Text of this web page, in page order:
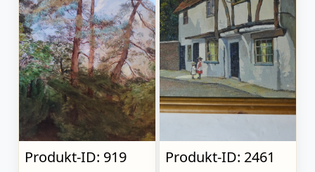
Produkt-ID: 919
Produkt-ID: 2461